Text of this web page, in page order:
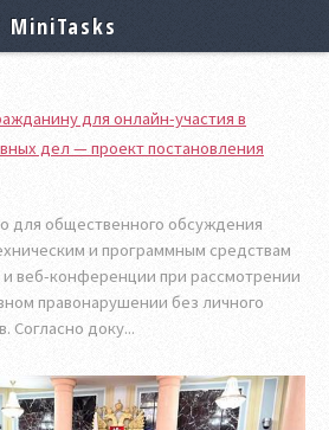
для онлайн-участия в
дел — проект постановления
для общественного обсуждения
и программным средствам
веб-конференции при рассмотрении
правонарушении без личного
Согласно доку...
MiniTasks